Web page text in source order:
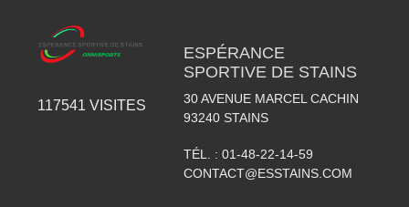
117541 VISITES
ESPÉRANCE
SPORTIVE DE STAINS
30 AVENUE MARCEL CACHIN
93240 STAINS
TÉL. : 01-48-22-14-59
CONTACT@ESSTAINS.COM